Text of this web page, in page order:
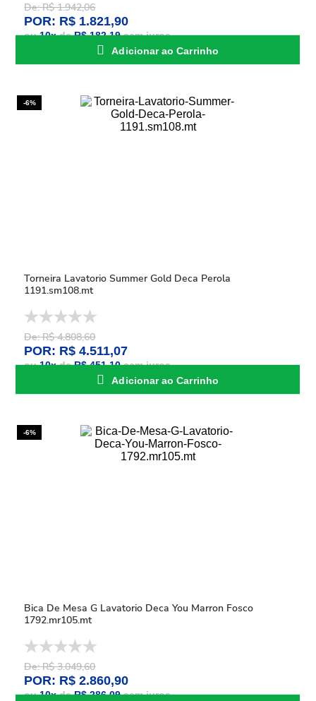
De: R$ 1.942,06
POR: R$ 1.821,90
ou10xdeR$ 182,19sem juros
Adicionar ao Carrinho
-6%
Torneira Lavatorio Summer Gold Deca Perola
1191.sm108.mt
De: R$ 4.808,60
POR: R$ 4.511,07
ou10xdeR$ 451,10sem juros
Adicionar ao Carrinho
-6%
Bica De Mesa G Lavatorio Deca You Marron Fosco
1792.mr105.mt
De: R$ 3.049,60
POR: R$ 2.860,90
ou10xdeR$ 286,09sem juros